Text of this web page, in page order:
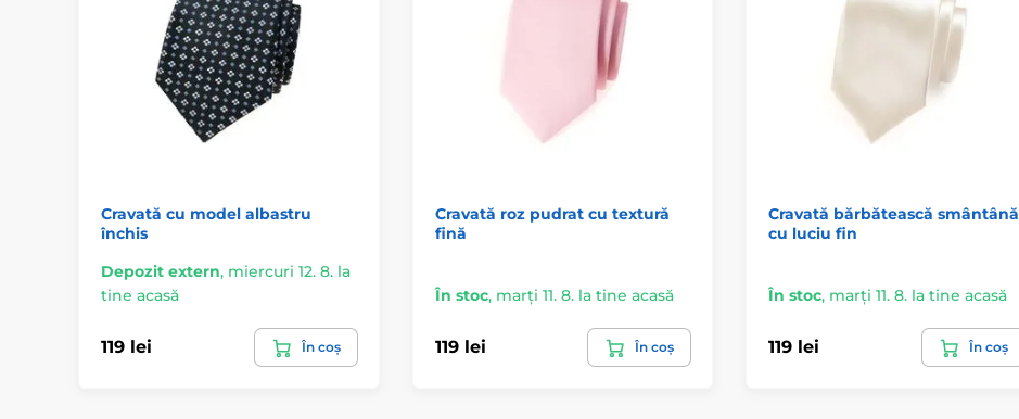
Cravată cu model albastru
închis
Depozit extern, miercuri 12. 8. la
tine acasă
119 lei În coș
Cravată roz pudrat cu textură
fină
În stoc, marți 11. 8. la tine acasă
119 lei În coș
Cravată bărbătească smântână
cu luciu fin
În stoc, marți 11. 8. la tine acasă
119 lei În coș